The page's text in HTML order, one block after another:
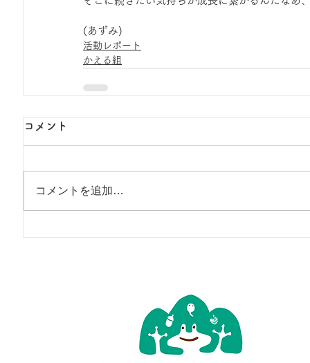
(あずみ)
活動レポート
かえる組
コメント
コメントを追加…